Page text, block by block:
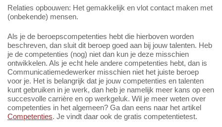
Relaties opbouwen: Het gemakkelijk en vlot contact maken met
(onbekende) mensen.
Als je de beroepscompetenties hebt die hierboven worden
beschreven, dan sluit dit beroep goed aan bij jouw talenten. Heb
je de competenties (nog) niet dan kun je deze misschien
ontwikkelen. Als je echt hele andere competenties hebt, dan is
Communicatiemedewerker misschien niet het juiste beroep
voor je. Het is belangrijk dat je jouw competenties en talenten
kunt gebruiken in je werk, dan heb je namelijk meer kans op een
succesvolle carrière en op werkgeluk. Wil je meer weten over
competenties in het algemeen? Ga dan eens naar het artikel
Competenties. Je vindt daar ook de gratis competentietest.